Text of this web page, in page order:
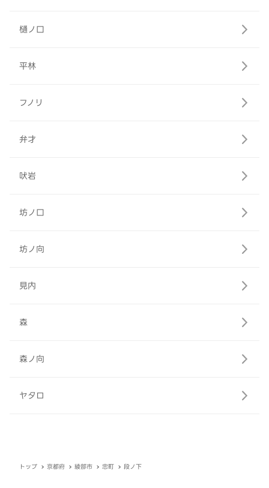
樋ノ口
平林
フノリ
弁才
吠岩
坊ノ口
坊ノ向
見内
森
森ノ向
ヤタロ
トップ 京都府 綾部市 忠町 段ノ下